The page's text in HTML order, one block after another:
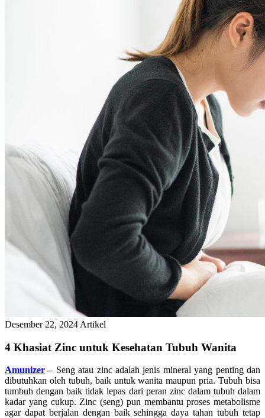
Desember 22, 2024 Artikel
4 Khasiat Zinc untuk Kesehatan Tubuh Wanita
Amunizer – Seng atau zinc adalah jenis mineral yang penting dan
dibutuhkan oleh tubuh, baik untuk wanita maupun pria. Tubuh bisa
tumbuh dengan baik tidak lepas dari peran zinc dalam tubuh dalam
kadar yang cukup. Zinc (seng) pun membantu proses metabolisme
agar dapat berjalan dengan baik sehingga daya tahan tubuh tetap